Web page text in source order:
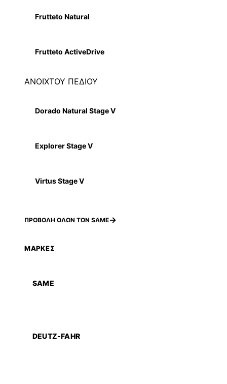
Frutteto Natural
Frutteto ActiveDrive
ΑΝΟΙΧΤΟΥ ΠΕΔΙΟΥ
Dorado Natural Stage V
Explorer Stage V
Virtus Stage V
ΠΡΟΒΟΛΗ ΟΛΩΝ ΤΩΝ SAME
ΜΑΡΚΕΣ
SAME
DEUTZ-FAHR